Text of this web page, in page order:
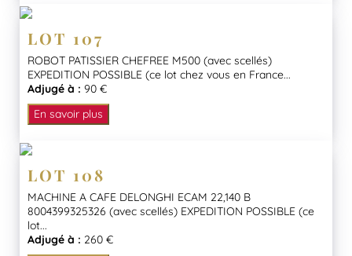
LOT 107
ROBOT PATISSIER CHEFREE M500 (avec scellés)
EXPEDITION POSSIBLE (ce lot chez vous en France...
Adjugé à : 90 €
En savoir plus
LOT 108
MACHINE A CAFE DELONGHI ECAM 22,140 B
8004399325326 (avec scellés) EXPEDITION POSSIBLE (ce
lot...
Adjugé à : 260 €